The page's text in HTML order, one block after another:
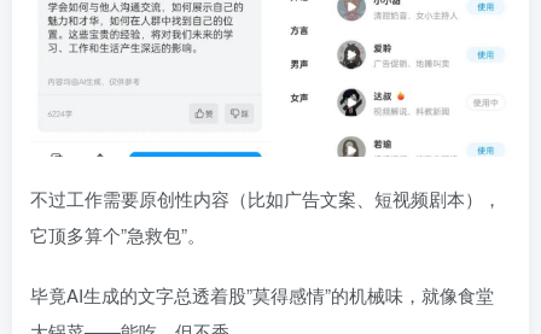
不过工作需要原创性内容（比如广告文案、短视频剧本），
它顶多算个”急救包”。
毕竟AI生成的文字总透着股”莫得感情”的机械味，就像食堂